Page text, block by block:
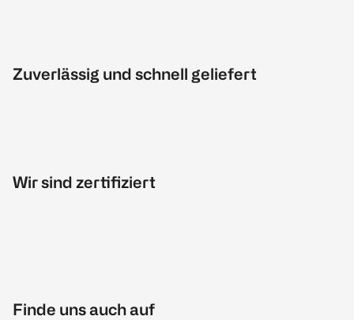
Zuverlässig und schnell geliefert
Wir sind zertifiziert
Finde uns auch auf